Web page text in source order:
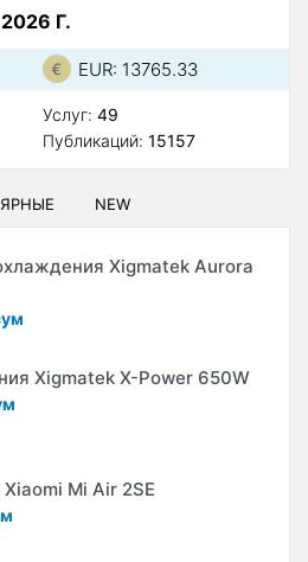
Г.
EUR: 13765.33
Услуг: 49
Публикаций: 15157
NEW
Xigmatek Aurora
Xigmatek X-Power 650W
Mi Air 2SE